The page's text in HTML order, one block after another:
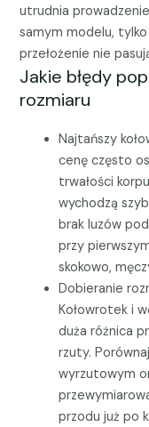
utrudnia
samym modelu,
przełożenie nie
Jakie błędy
rozmiaru
Najtańszy
cenę często
trwałości
wychodzą
brak luzów
przy
skokowo,
Dobieranie
Kołowrotek i
duża różnica
rzuty.
wyrzutowym
przodu już po